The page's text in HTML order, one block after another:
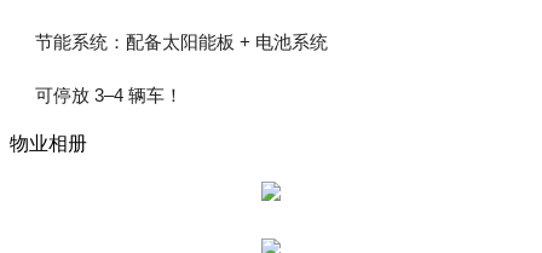
节能系统：配备太阳能板 + 电池系统
可停放 3–4 辆车！
物业相册